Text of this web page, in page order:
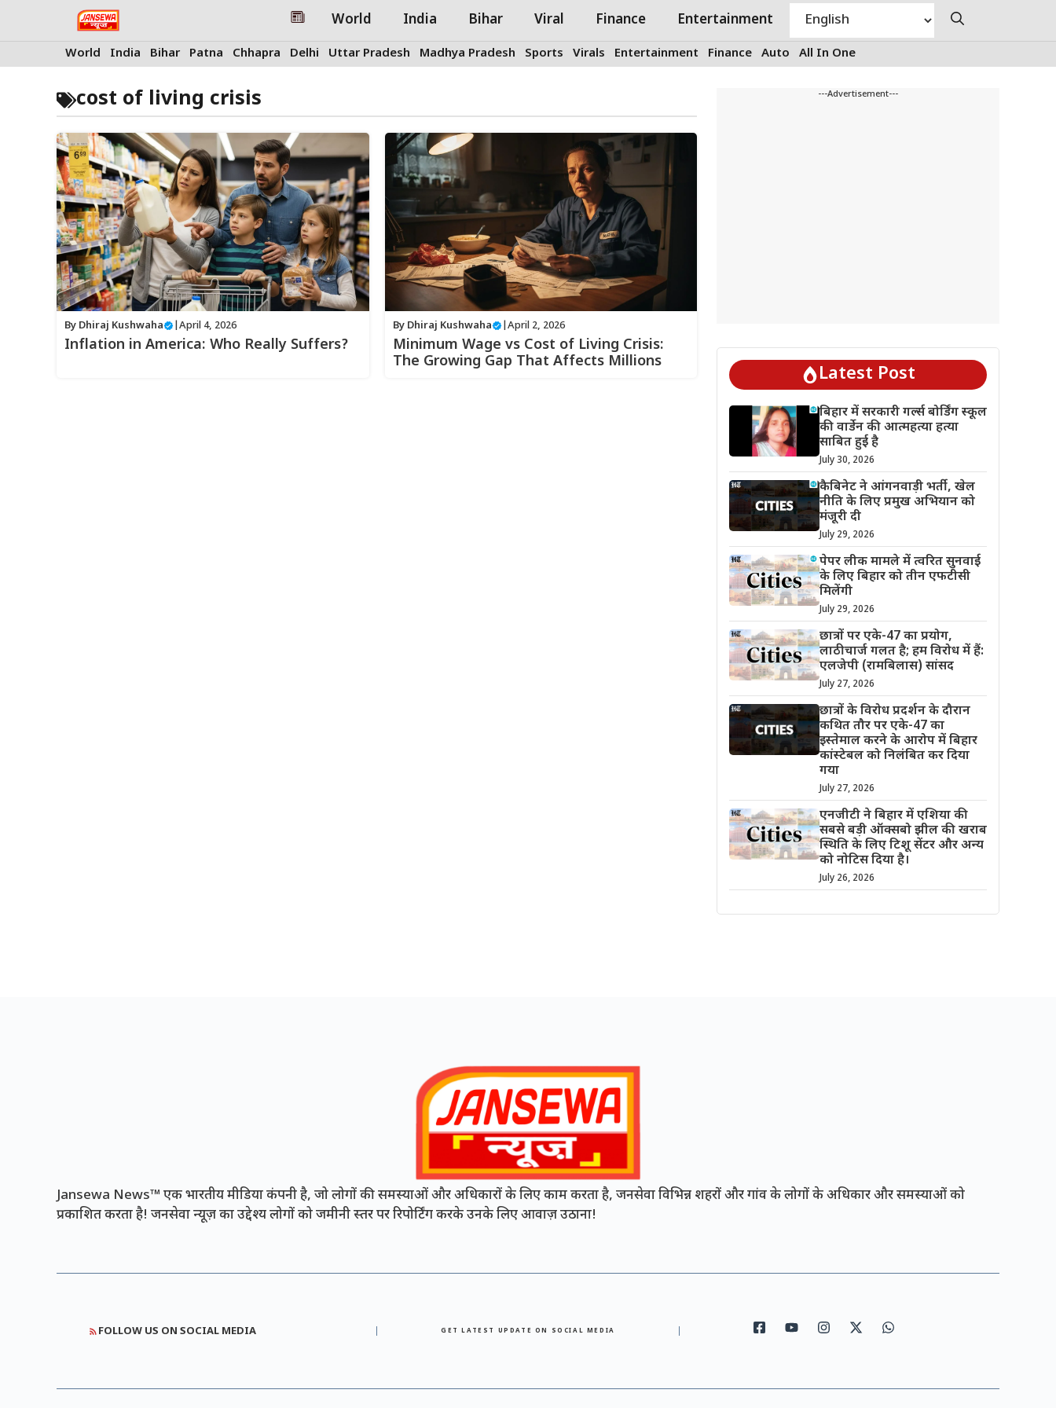
World India Bihar Viral Finance Entertainment
World India Bihar Patna Chhapra Delhi Uttar Pradesh Madhya Pradesh Sports Virals Entertainment Finance Auto All In One
cost of living crisis
By Dhiraj Kushwaha April 4, 2026
Inflation in America: Who Really Suffers?
By Dhiraj Kushwaha | April 2, 2026
Minimum Wage vs Cost of Living Crisis:
The Growing Gap That Affects Millions
---Advertisement---
Latest Post
बिहार में सरकारी गर्ल्स बोर्डिंग स्कूल
की वार्डेन की आत्महत्या हत्या
साबित हुई है
July 30, 2026
कैबिनेट ने आंगनवाड़ी भर्ती, खेल
नीति के लिए प्रमुख अभियान को
मंजूरी दी
July 29, 2026
पेपर लीक मामले में त्वरित सुनवाई
के लिए बिहार को तीन एफटीसी
मिलेंगी
July 29, 2026
छात्रों पर एके-47 का प्रयोग,
लाठीचार्ज गलत है; हम विरोध में हैं:
एलजेपी (रामबिलास) सांसद
July 27, 2026
छात्रों के विरोध प्रदर्शन के दौरान
कथित तौर पर एके-47 का
इस्तेमाल करने के आरोप में बिहार
कांस्टेबल को निलंबित कर दिया
गया
July 27, 2026
एनजीटी ने बिहार में एशिया की
सबसे बड़ी ऑक्सबो झील की खराब
स्थिति के लिए टिशू सेंटर और अन्य
को नोटिस दिया है।
July 26, 2026
Jansewa News™ एक भारतीय मीडिया कंपनी है, जो लोगों की समस्याओं और अधिकारों के लिए काम करता है, जनसेवा विभिन्न शहरों और गांव के लोगों के अधिकार और समस्याओं को
प्रकाशित करता है! जनसेवा न्यूज़ का उद्देश्य लोगों को जमीनी स्तर पर रिपोर्टिंग करके उनके लिए आवाज़ उठाना!
FOLLOW US ON SOCIAL MEDIA GET LATEST UPDATE ON SOCIAL MEDIA